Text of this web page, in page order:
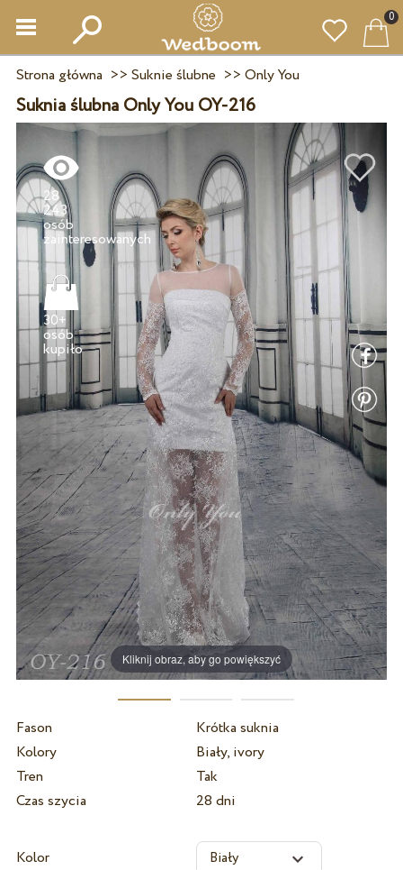
0
Strona główna >> Suknie ślubne >> Only You
Suknia ślubna Only You OY-216
Kliknij obraz, aby go powiększyć
28
243
osób
30+
osób
kupiło
Fason
Krótka suknia
Kolory
Biały, ivory
Tren
Tak
Czas szycia
28 dni
Kolor